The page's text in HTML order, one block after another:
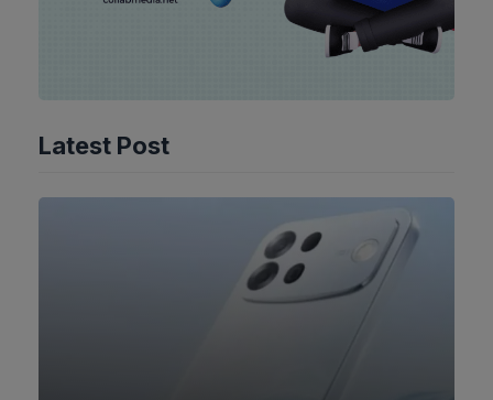
Latest Post